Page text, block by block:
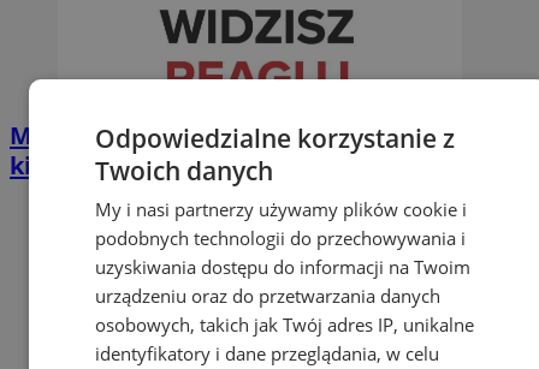
Mieszkanka Żor zatrzymała pijanego
kierowcę
Odpowiedzialne korzystanie z
Twoich danych
My i nasi partnerzy używamy plików cookie i
podobnych technologii do przechowywania i
uzyskiwania dostępu do informacji na Twoim
urządzeniu oraz do przetwarzania danych
osobowych, takich jak Twój adres IP, unikalne
identyfikatory i dane przeglądania, w celu